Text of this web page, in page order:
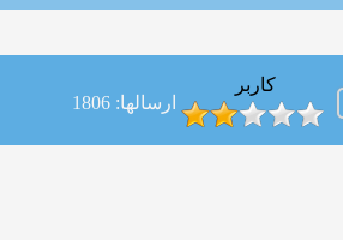
کاربر
ارسالها: 1806